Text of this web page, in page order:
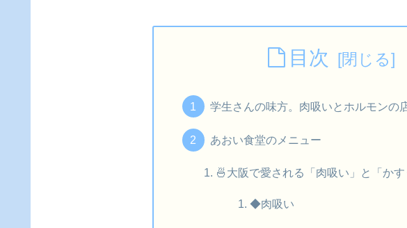
目次
学生さんの味方。肉吸いとホルモン
あおい食堂のメニュー
🍜大阪で愛される「肉吸い」と「か
◆肉吸い